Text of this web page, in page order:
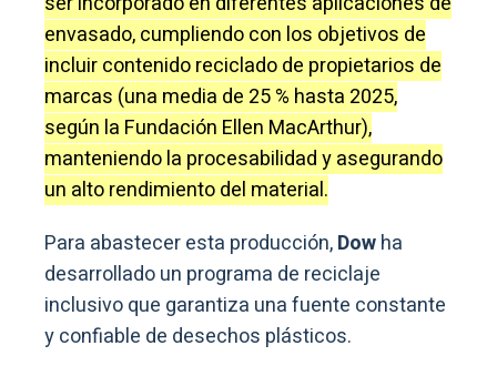
envasado, cumpliendo con los objetivos de
incluir contenido reciclado de propietarios de
marcas (una media de 25 % hasta 2025,
según la Fundación Ellen MacArthur),
manteniendo la procesabilidad y asegurando
un alto rendimiento del material.
Para abastecer esta producción,Dowha
desarrollado un programa de reciclaje
inclusivo que garantiza una fuente constante
y confiable de desechos plásticos.